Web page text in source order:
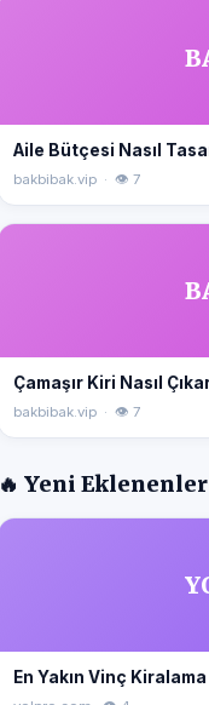
Aile Bütçesi Nasıl
bakbibak.vip · 👁 7
Çamaşır Kiri Nasıl
bakbibak.vip · 👁 7
🔥 Yeni Eklenenler
En Yakın Vinç Kiralama